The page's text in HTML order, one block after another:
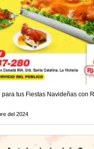
para tus Fiestas Navideñas con
del 2024